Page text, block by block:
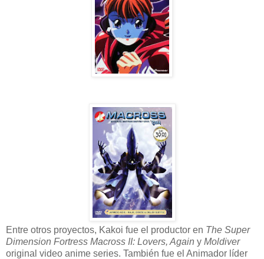
Entre otros proyectos, Kakoi fue el productor en The Super
Dimension Fortress Macross II: Lovers, Again y Moldiver
original video anime series. También fue el Animador líder